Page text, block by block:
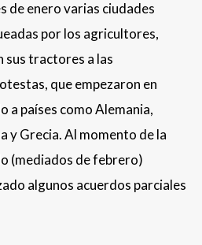
de enero varias ciudades
por los agricultores,
sus tractores a las
que empezaron en
a países como Alemania,
y Grecia. Al momento de la
(mediados de febrero)
algunos acuerdos parciales